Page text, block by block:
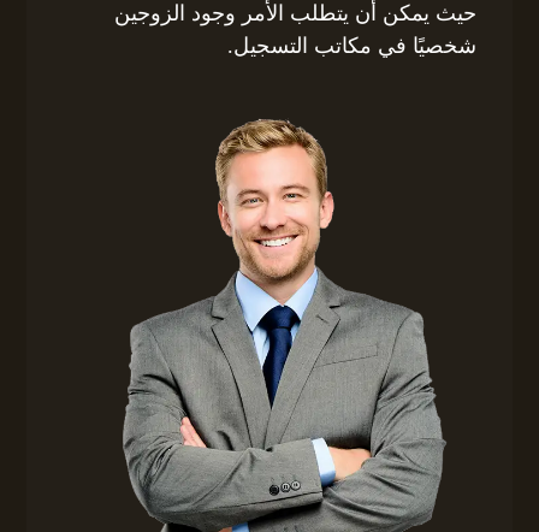
حيث يمكن أن يتطلب الأمر وجود الزوجين
شخصيًا في مكاتب التسجيل.